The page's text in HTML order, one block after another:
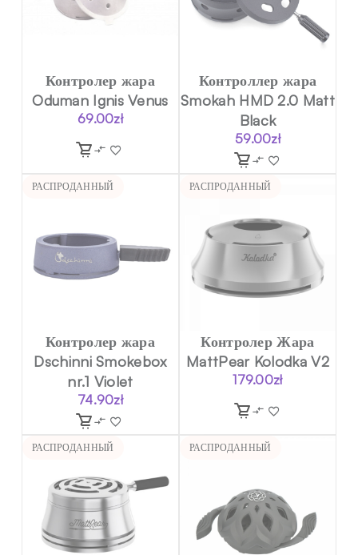
Контролер жара
Oduman Ignis Venus
69.00zł
Контроллер жара
Smokah HMD 2.0 Matt
Black
59.00zł
РАСПРОДАННЫЙ
Контролер жара
Dschinni Smokebox
nr.1 Violet
74.90zł
РАСПРОДАННЫЙ
Контролер Жара
MattPear Kolodka V2
179.00zł
РАСПРОДАННЫЙ РАСПРОДАННЫЙ